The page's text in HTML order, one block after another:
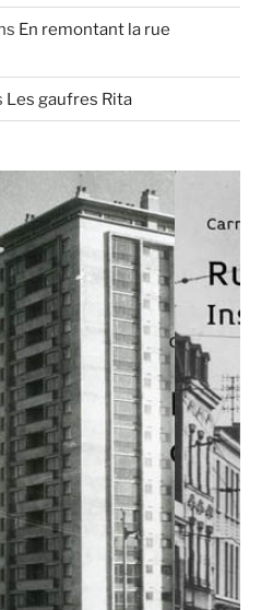
En remontant la rue
Les gaufres Rita